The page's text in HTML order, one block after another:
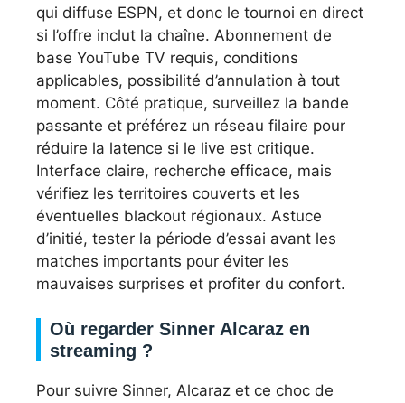
qui diffuse ESPN, et donc le tournoi en direct
si l’offre inclut la chaîne. Abonnement de
base YouTube TV requis, conditions
applicables, possibilité d’annulation à tout
moment. Côté pratique, surveillez la bande
passante et préférez un réseau filaire pour
réduire la latence si le live est critique.
Interface claire, recherche efficace, mais
vérifiez les territoires couverts et les
éventuelles blackout régionaux. Astuce
d’initié, tester la période d’essai avant les
matches importants pour éviter les
mauvaises surprises et profiter du confort.
Où regarder Sinner Alcaraz en
streaming ?
Pour suivre Sinner, Alcaraz et ce choc de